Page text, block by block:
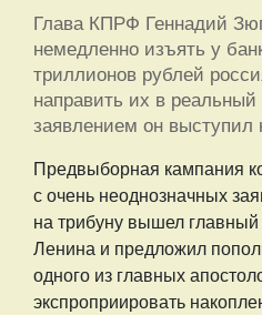
Глава КПРФ Геннадий
немедленно изъять у
триллионов рублей
направить их в
заявлением он выступил
Предвыборная кампания
с очень неоднозначных
на трибуну вышел
Ленина и предложил
одного из главных
экспроприировать